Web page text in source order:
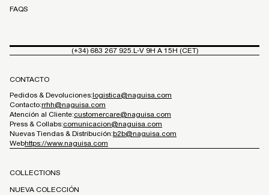
FAQS
(+34) 683 267 925.L-V 9H A 15H (CET)
CONTACTO
Pedidos & Devoluciones:logistica@naguisa.com
Contacto:rrhh@naguisa.com
Atención al Cliente:customercare@naguisa.com
Press & Collabs:comunicacion@naguisa.com
Nuevas Tiendas & Distribución:b2b@naguisa.com
Webhttps://www.naguisa.com
COLLECTIONS
NUEVA COLECCIÓN